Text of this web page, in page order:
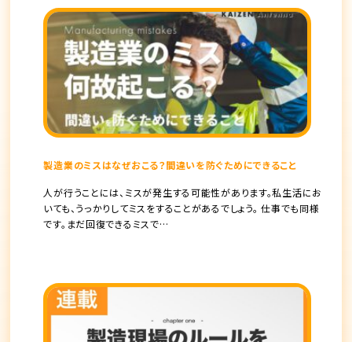
製造業のミスはなぜおこる？間違いを防ぐためにできること
人が行うことには、ミスが発生する可能性があります。私生活にお
いても、うっかりしてミスをすることがあるでしょう。 仕事でも同様
です。まだ回復できるミスで…